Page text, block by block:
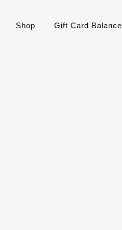
Shop Gift Card Balance